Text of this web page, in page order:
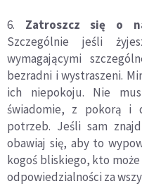
6. Zatroszcz się o
Szczególnie jeśli
wymagającymi
bezradni i wystraszeni.
ich niepokoju. Nie
świadomie, z pokorą i
potrzeb. Jeśli sam
obawiaj się, aby to
kogoś bliskiego, kto
odpowiedzialności za